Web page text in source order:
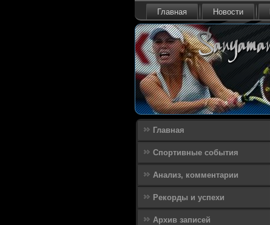
Главная Новости
Главная
Спортивные события
Анализ, комментарии
Рекорды и успехи
Архив записей